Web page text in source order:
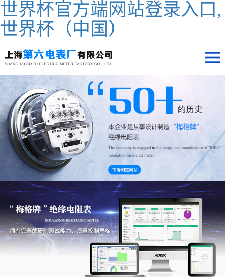
世界杯官方端网站登录入口,
世界杯（中国）